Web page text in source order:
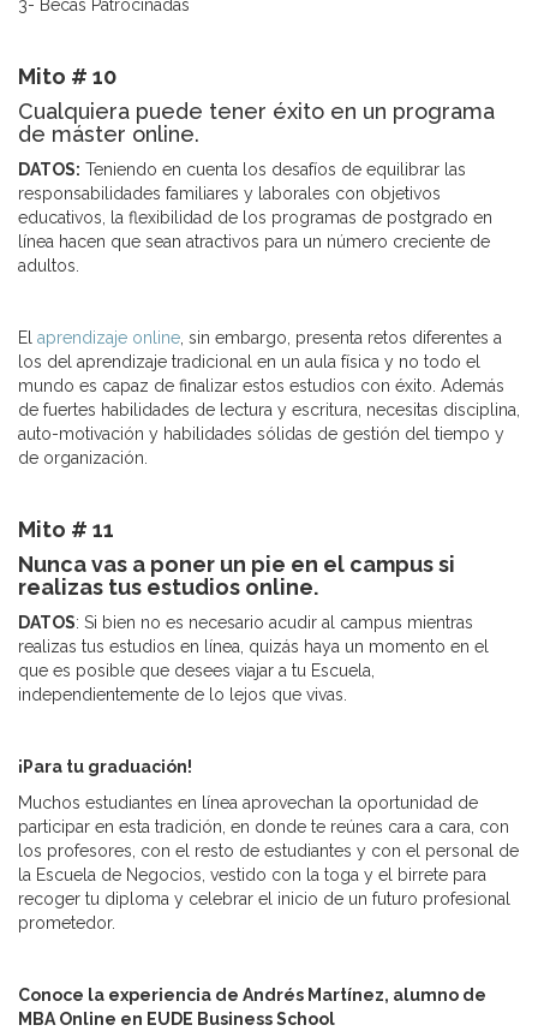
3- Becas Patrocinadas
Mito # 10
Cualquiera puede tener éxito en un programa
de máster online.
DATOS: Teniendo en cuenta los desafíos de equilibrar las
responsabilidades familiares y laborales con objetivos
educativos, la flexibilidad de los programas de postgrado en
línea hacen que sean atractivos para un número creciente de
adultos.
El aprendizaje online , sin embargo, presenta retos diferentes a
los del aprendizaje tradicional en un aula física y no todo el
mundo es capaz de finalizar estos estudios con éxito. Además
de fuertes habilidades de lectura y escritura, necesitas disciplina,
auto-motivación y habilidades sólidas de gestión del tiempo y
de organización.
Mito # 11
Nunca vas a poner un pie en el campus si
realizas tus estudios online.
DATOS: Si bien no es necesario acudir al campus mientras
realizas tus estudios en línea, quizás haya un momento en el
que es posible que desees viajar a tu Escuela,
independientemente de lo lejos que vivas.
¡Para tu graduación!
Muchos estudiantes en línea aprovechan la oportunidad de
participar en esta tradición, en donde te reúnes cara a cara, con
los profesores, con el resto de estudiantes y con el personal de
la Escuela de Negocios, vestido con la toga y el birrete para
recoger tu diploma y celebrar el inicio de un futuro profesional
prometedor.
Conoce la experiencia de Andrés Martínez, alumno de
MBA Online en EUDE Business School